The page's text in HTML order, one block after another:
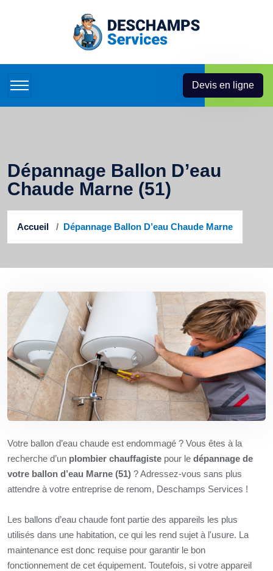
Devis en ligne
Dépannage Ballon D’eau
Chaude Marne (51)
Accueil Dépannage Ballon D’eau Chaude Marne
Votre ballon d’eau chaude est endommagé ? Vous êtes à la
recherche d’un plombier chauffagiste pour le dépannage de
votre ballon d’eau Marne (51) ? Adressez-vous sans plus
attendre à votre entreprise de renom, Deschamps Services !
Les ballons d’eau chaude font partie des appareils les plus
utilisés dans une habitation, ce qui les rend sujet à l'usure. La
maintenance est donc requise pour garantir le bon
fonctionnement de cet équipement. Toutefois, si votre appareil